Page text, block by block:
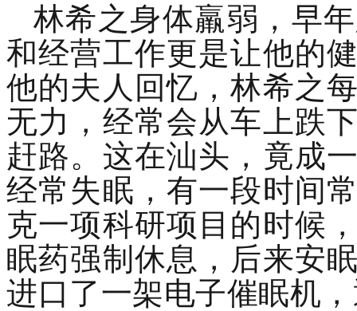
林希之身体羸弱，早
和经营工作更是让他的
他的夫人回忆，林希之
无力，经常会从车上跌
赶路。这在汕头，竟成
经常失眠，有一段时间
克一项科研项目的时候
眠药强制休息，后来安
进口了一架电子催眠机